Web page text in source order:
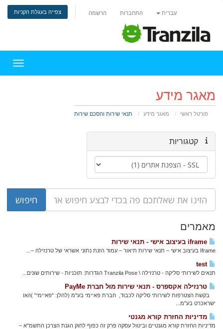
עברית התחברות הרשמה צפייה בעגלת הקניות
מאגר מידע
פורטל ראשי מאגר מידע תנאי שירות והסכם שירות
קטגוריות
מאמרים
Iframe בעיצוב אישי – תנאי שירות תיאור – עמוד הזנת נתוני אשראי של טרנזילה –...
test
תנאים לשירותי סליקה - טרנזילה \ Tranzila Pose הגדרות: תוכניות - שירותים שונים...
טרנזילה אקספרס - תנאי שירות מול חברת PayMe
בקשת הצטרפות לשירותי סליקה לכבוד, חברת פאיימי בע"מ (להלן: "פאיימי" )ו/או
ישראכרט בע"מ...
מדיניות החזרת קורא מגנטי
מדיניות החזרת קורא מגנטיים וביטול עסקה פרק זה כפוף לחוק הגנת הצרכן התשמ"א –